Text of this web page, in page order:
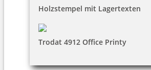
Holzstempel mit Lagertexten
Trodat 4912 Office Printy